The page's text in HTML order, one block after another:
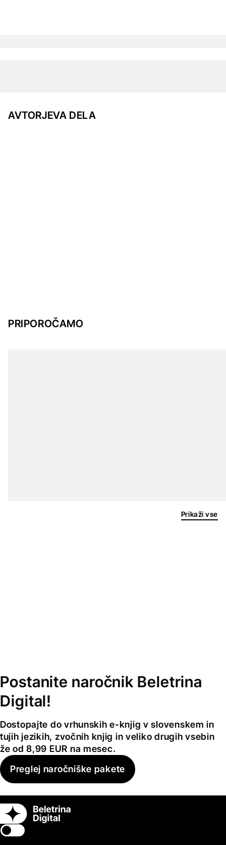
AVTORJEVA DELA
PRIPOROČAMO
Prikaži vse
Postanite naročnik Beletrina
Digital!
Dostopajte do vrhunskih e-knjig v slovenskem in
tujih jezikih, zvočnih knjig in veliko drugih vsebin
že od 8,99 EUR na mesec.
Preglej naročniške pakete
Switch theme